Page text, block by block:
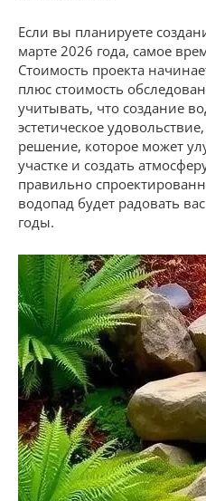
Если вы планируете
марте 2026 года, самое
Стоимость проекта
плюс стоимость
учитывать, что создание
эстетическое
решение, которое может
участке и создать
правильно
водопад будет радовать
годы.